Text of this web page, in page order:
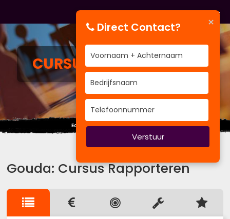
CURSUSRAPPORTEREN
Echt respect moet je verdienen.
Gouda: Cursus Rapporteren
×
Direct Contact?
Verstuur